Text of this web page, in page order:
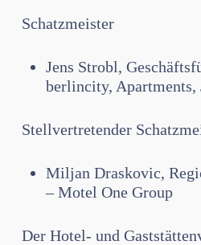
Schatzmeister
Jens Strobl,
berlincity, Apartments,
Stellvertretender
Miljan Draskovic,
– Motel One Group
Der Hotel- und